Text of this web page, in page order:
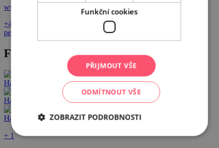
www.utesaru.cz
+420 515 294 616
penzion@utesaru.cz
Fotogalerie
+ 1
Funkční cookies
PŘIJMOUT VŠE
ODMÍTNOUT VŠE
ZOBRAZIT PODROBNOSTI